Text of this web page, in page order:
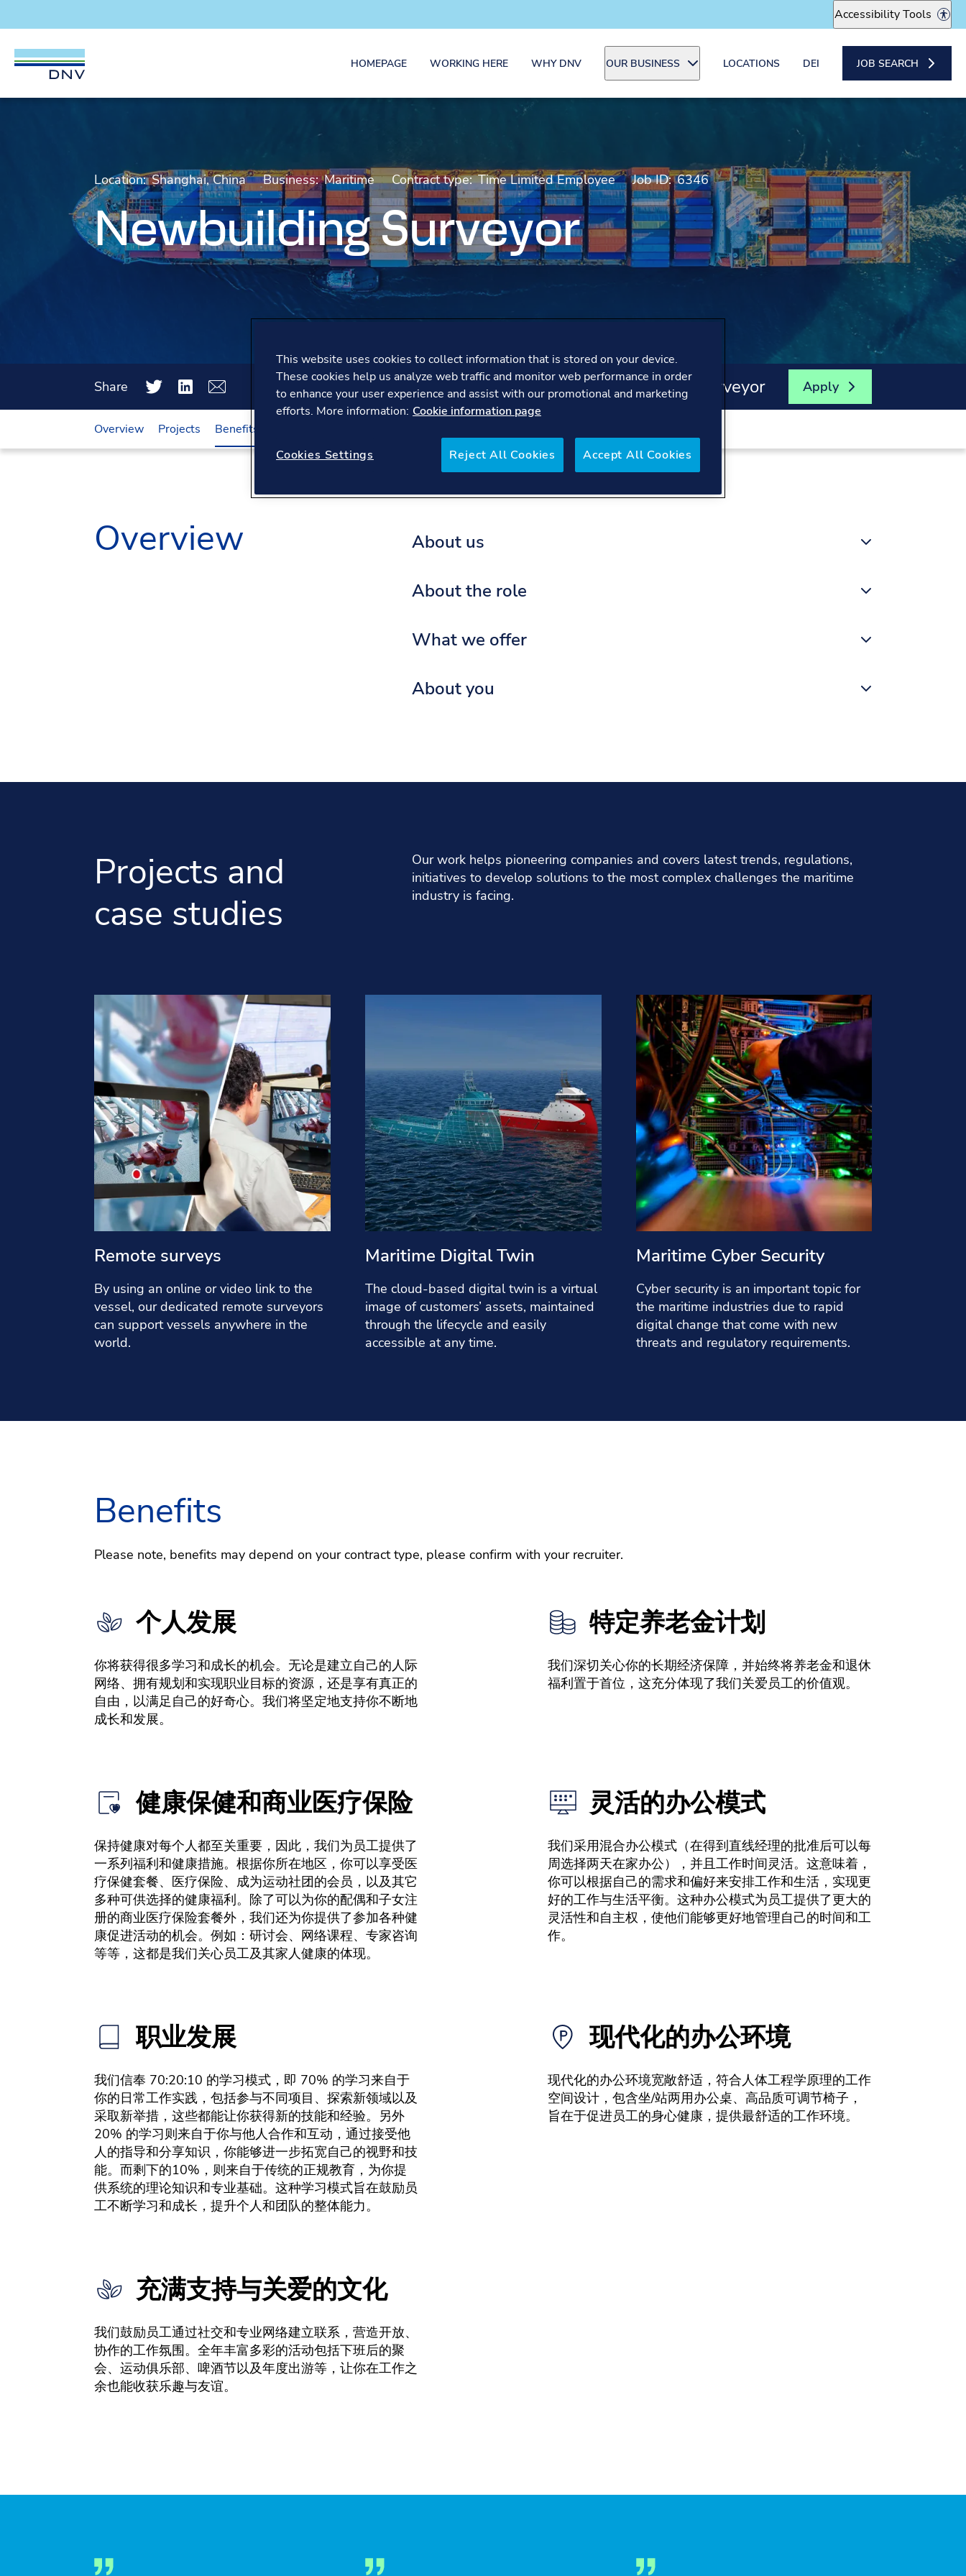
Accessibility Tools
DNV Careers
Skip to content
HOMEPAGE WORKING HERE WHY DNV OUR BUSINESS LOCATIONS DEI JOB SEARCH
Newbuilding Surveyor
Location: Shanghai, China Business: Maritime Contract type: Time Limited Employee Job ID: 6346
Share Newbuilding Surveyor Apply
Overview Projects Benefits
Overview About us
About the role
What we offer
About you
Projects and
case studies
Our work helps pioneering companies and covers latest trends, regulations,
initiatives to develop solutions to the most complex challenges the maritime
industry is facing.
Remote surveys
By using an online or video link to the
vessel, our dedicated remote surveyors
can support vessels anywhere in the
world.
Maritime Digital Twin
The cloud-based digital twin is a virtual
image of customers’ assets, maintained
through the lifecycle and easily
accessible at any time.
Maritime Cyber Security
Cyber security is an important topic for
the maritime industries due to rapid
digital change that come with new
threats and regulatory requirements.
Benefits
Please note, benefits may depend on your contract type, please confirm with your recruiter.
个人发展
你将获得很多学习和成长的机会。无论是建立自己的人际
网络、拥有规划和实现职业目标的资源，还是享有真正的
自由，以满足自己的好奇心。我们将坚定地支持你不断地
成长和发展。
特定养老金计划
我们深切关心你的长期经济保障，并始终将养老金和退休
福利置于首位，这充分体现了我们关爱员工的价值观。
健康保健和商业医疗保险
保持健康对每个人都至关重要，因此，我们为员工提供了
一系列福利和健康措施。根据你所在地区，你可以享受医
疗保健套餐、医疗保险、成为运动社团的会员，以及其它
多种可供选择的健康福利。除了可以为你的配偶和子女注
册的商业医疗保险套餐外，我们还为你提供了参加各种健
康促进活动的机会。例如：研讨会、网络课程、专家咨询
等等，这都是我们关心员工及其家人健康的体现。
灵活的办公模式
我们采用混合办公模式（在得到直线经理的批准后可以每
周选择两天在家办公），并且工作时间灵活。这意味着，
你可以根据自己的需求和偏好来安排工作和生活，实现更
好的工作与生活平衡。这种办公模式为员工提供了更大的
灵活性和自主权，使他们能够更好地管理自己的时间和工
作。
职业发展
我们信奉 70:20:10 的学习模式，即 70% 的学习来自于
你的日常工作实践，包括参与不同项目、探索新领域以及
采取新举措，这些都能让你获得新的技能和经验。另外
20% 的学习则来自于你与他人合作和互动，通过接受他
人的指导和分享知识，你能够进一步拓宽自己的视野和技
能。而剩下的10%，则来自于传统的正规教育，为你提
供系统的理论知识和专业基础。这种学习模式旨在鼓励员
工不断学习和成长，提升个人和团队的整体能力。
现代化的办公环境
现代化的办公环境宽敞舒适，符合人体工程学原理的工作
空间设计，包含坐/站两用办公桌、高品质可调节椅子，
旨在于促进员工的身心健康，提供最舒适的工作环境。
充满支持与关爱的文化
我们鼓励员工通过社交和专业网络建立联系，营造开放、
协作的工作氛围。全年丰富多彩的活动包括下班后的聚
会、运动俱乐部、啤酒节以及年度出游等，让你在工作之
余也能收获乐趣与友谊。
This website uses cookies to collect information that is stored on your device.
These cookies help us analyze web traffic and monitor web performance in order
to enhance your user experience and assist with our promotional and marketing
efforts. More information: Cookie information page
Cookies Settings Reject All Cookies Accept All Cookies